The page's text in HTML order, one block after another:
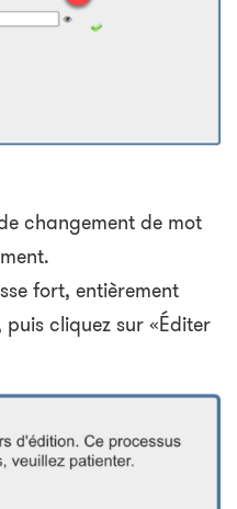
changement de mot
fort, entièrement
cliquez sur «Éditer